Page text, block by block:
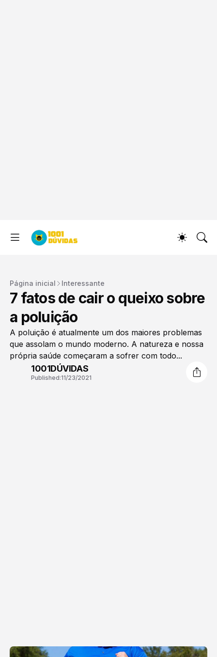
Página inicial Interessante
7 fatos de cair o queixo sobre
a poluição
A poluição é atualmente um dos maiores problemas
que assolam o mundo moderno. A natureza e nossa
própria saúde começaram a sofrer com todo...
1001DÚVIDAS
Published:11/23/2021